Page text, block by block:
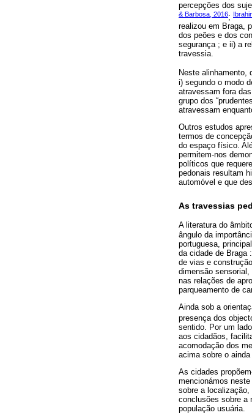
percepções dos
& Barbosa, 2016;
realizou em Braga,
dos peões e dos
segurança ; e ii) a
travessia.
Neste alinhamento,
i) segundo o modo
atravessam fora
grupo dos
atravessam
Outros estudos
termos de
do espaço físico.
permitem-nos
políticos que
pedonais resultam
automóvel e que
As travessias
A literatura do
ângulo da
portuguesa,
da cidade de Braga
de vias e
dimensão
nas relações de
parqueamento de
Ainda sob a
presença dos
sentido. Por um
aos cidadãos,
acomodação dos
acima sobre o ainda
As cidades
mencionámos
sobre a
conclusões sobre a
população usuária.